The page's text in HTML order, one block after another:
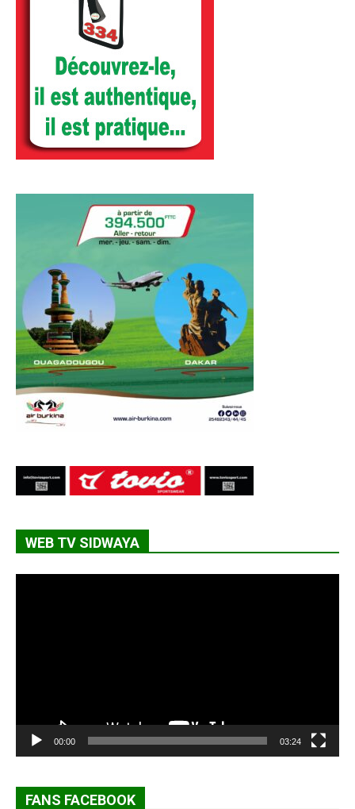
WEB TV SIDWAYA
00:00 03:24
FANS FACEBOOK